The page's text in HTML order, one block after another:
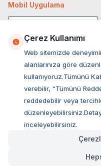
Mobil Uygulama
Müşteri Hizmetleri
Çerez Kullanımı
Web sitemizde
alanlarınıza göre
kullanıyoruz.Tümünü
verebilir, “Tümünü
reddedebilir veya
inceleyebilirsiniz.